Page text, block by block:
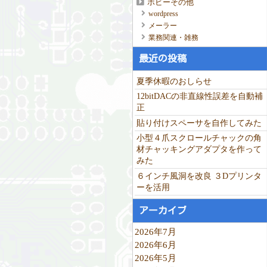
ホビーその他
wordpress
メーラー
業務関連・雑務
最近の投稿
夏季休暇のおしらせ
12bitDACの非直線性誤差を自動補
正
貼り付けスペーサを自作してみた
小型４爪スクロールチャックの角
材チャッキングアダプタを作って
みた
６インチ風洞を改良 ３Dプリンタ
ーを活用
アーカイブ
2026年7月
2026年6月
2026年5月